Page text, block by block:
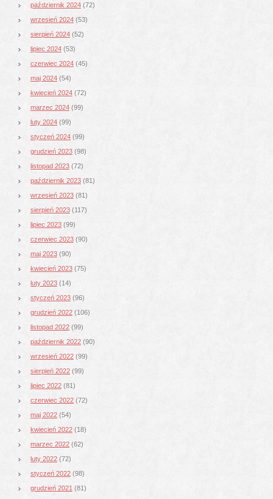
październik 2024 (72)
wrzesień 2024 (53)
sierpień 2024 (52)
lipiec 2024 (53)
czerwiec 2024 (45)
maj 2024 (54)
kwiecień 2024 (72)
marzec 2024 (99)
luty 2024 (99)
styczeń 2024 (99)
grudzień 2023 (98)
listopad 2023 (72)
październik 2023 (81)
wrzesień 2023 (81)
sierpień 2023 (117)
lipiec 2023 (99)
czerwiec 2023 (90)
maj 2023 (90)
kwiecień 2023 (75)
luty 2023 (14)
styczeń 2023 (96)
grudzień 2022 (106)
listopad 2022 (99)
październik 2022 (90)
wrzesień 2022 (99)
sierpień 2022 (99)
lipiec 2022 (81)
czerwiec 2022 (72)
maj 2022 (54)
kwiecień 2022 (18)
marzec 2022 (62)
luty 2022 (72)
styczeń 2022 (98)
grudzień 2021 (81)